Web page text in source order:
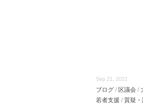
Sep 21, 2021
ブログ/ 区議会/
若者支援 / 質疑